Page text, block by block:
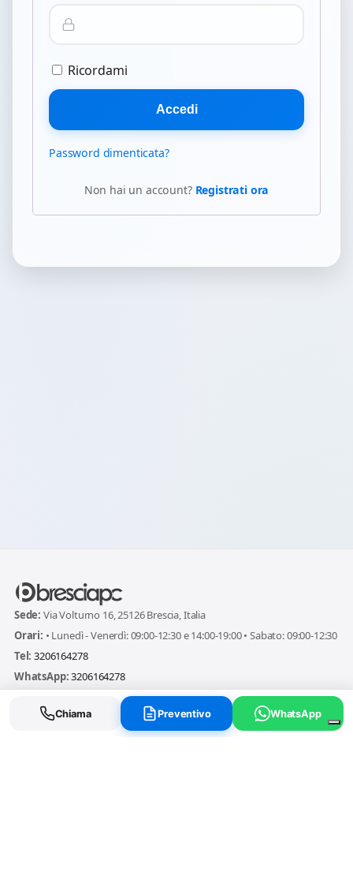
Ricordami
Accedi
Password dimenticata?
Non hai un account? Registrati ora
Sede: Via Volturno 16, 25126 Brescia, Italia
Orari: • Lunedì - Venerdì: 09:00-12:30 e 14:00-19:00 • Sabato: 09:00-12:30
Tel: 3206164278
WhatsApp:3206164278
info@bresciapc.com
Chiama Preventivo WhatsApp